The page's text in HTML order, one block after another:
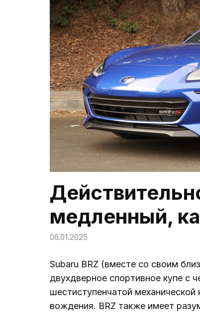
медленный,
06.01.2025
Subaru BRZ (вместе со своим
двухдверное спортивное купе с
шестиступенчатой
вождения. BRZ также имеет